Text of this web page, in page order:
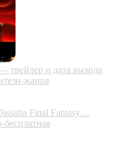
трейлер и дата выхода
жанра
Final Fantasy…
бесплатная